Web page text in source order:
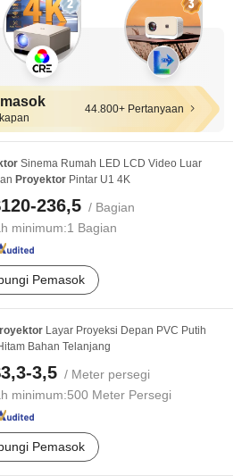
44.800+ Pertanyaan
Sinema Rumah LED LCD Video Luar
Proyektor Pintar U1 4K
236,5 / Bagian
minimum:1 Bagian
Pemasok
Layar Proyeksi Depan PVC Putih
Bahan Telanjang
3,5 / Meter persegi
minimum:500 Meter Persegi
Pemasok